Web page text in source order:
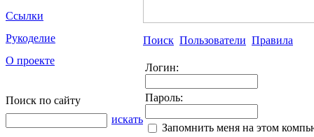
Ссылки
Рукоделие
О проекте
Поиск по сайту
искать
Поиск Пользователи Правила
Логин:
Пароль:
Запомнить меня на этом